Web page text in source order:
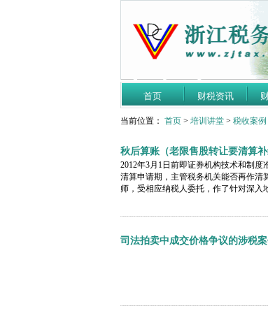
首页 财税资讯
当前位置： 首页 > 培训讲堂 > 税收案例
秋后算账（老限售股转让要清算
2012年3月1日前即证券机构技术和制
清算申请期，主管税务机关能否再作清
师，受相应纳税人委托，作了针对深入
司法拍卖中成交价格争议的涉税案